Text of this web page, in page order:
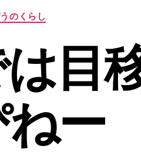
カ
テ
リ
ー
のくらし
目
ー